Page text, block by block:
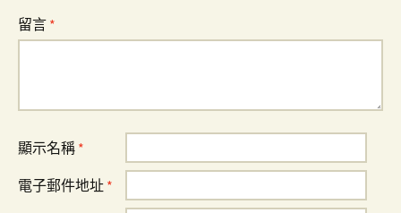
留言 *
顯示名稱 *
電子郵件地址 *